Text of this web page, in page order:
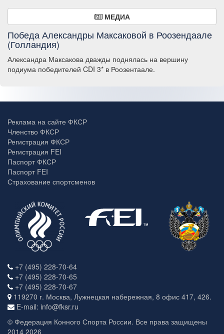
МЕДИА
Победа Александры Максаковой в Роозендаале
(Голландия)
Александра Максакова дважды поднялась на вершину
подиума победителей CDI 3* в Роозентаале.
Реклама на сайте ФКСР
Членство ФКСР
Регистрация ФКСР
Регистрация FEI
Паспорт ФКСР
Паспорт FEI
Страхование спортсменов
+7 (495) 228-70-64
+7 (495) 228-70-65
+7 (495) 228-70-67
119270 г. Москва, Лужнецкая набережная, 8 офис 417, 426.
E-mail: info@fksr.ru
© Федерация Конного Спорта России. Все права защищены
2014 2026